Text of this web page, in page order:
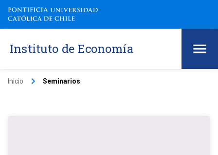
Instituto de Economía
Inicio keyboard_arrow_right Seminarios